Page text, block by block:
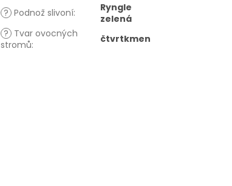
? Podnož slivoní:
Ryngle
zelená
? Tvar ovocných
stromů: čtvrtkmen